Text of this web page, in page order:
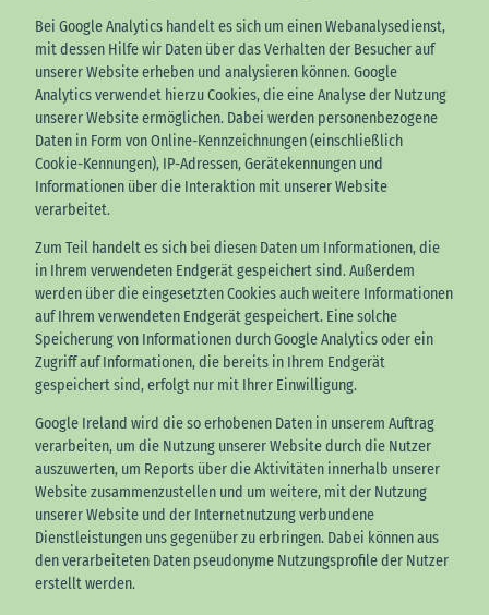
Bei Google Analytics handelt es sich um einen Webanalysedienst,
mit dessen Hilfe wir Daten über das Verhalten der Besucher auf
unserer Website erheben und analysieren können. Google
Analytics verwendet hierzu Cookies, die eine Analyse der Nutzung
unserer Website ermöglichen. Dabei werden personenbezogene
Daten in Form von Online-Kennzeichnungen (einschließlich
Cookie-Kennungen), IP-Adressen, Gerätekennungen und
Informationen über die Interaktion mit unserer Website
verarbeitet.
Zum Teil handelt es sich bei diesen Daten um Informationen, die
in Ihrem verwendeten Endgerät gespeichert sind. Außerdem
werden über die eingesetzten Cookies auch weitere Informationen
auf Ihrem verwendeten Endgerät gespeichert. Eine solche
Speicherung von Informationen durch Google Analytics oder ein
Zugriff auf Informationen, die bereits in Ihrem Endgerät
gespeichert sind, erfolgt nur mit Ihrer Einwilligung.
Google Ireland wird die so erhobenen Daten in unserem Auftrag
verarbeiten, um die Nutzung unserer Website durch die Nutzer
auszuwerten, um Reports über die Aktivitäten innerhalb unserer
Website zusammenzustellen und um weitere, mit der Nutzung
unserer Website und der Internetnutzung verbundene
Dienstleistungen uns gegenüber zu erbringen. Dabei können aus
den verarbeiteten Daten pseudonyme Nutzungsprofile der Nutzer
erstellt werden.